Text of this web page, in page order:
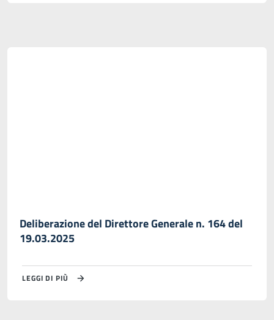
Deliberazione del Direttore Generale n. 164 del
19.03.2025
LEGGI DI PIÙ